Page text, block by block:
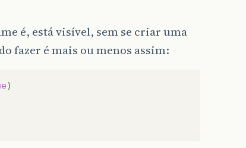
é, está visível, sem se criar uma
fazer é mais ou menos assim:
)